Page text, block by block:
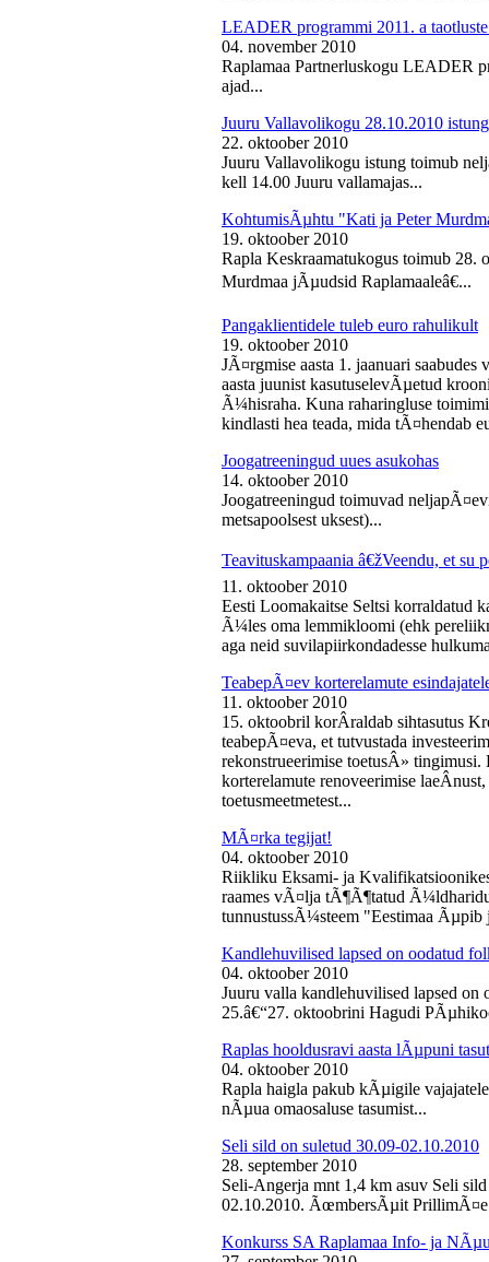
LEADER programmi 2011. a
04. november 2010
Raplamaa Partnerluskogu LEADER
ajad...
Juuru Vallavolikogu 28.10.2010 istung
22. oktoober 2010
Juuru Vallavolikogu istung toimub
kell 14.00 Juuru vallamajas...
KohtumisÃµhtu "Kati ja Peter
19. oktoober 2010
Rapla Keskraamatukogus toimub
Murdmaa jÃµudsid Raplamaaleâ€...
Pangaklientidele tuleb euro rahulikult
19. oktoober 2010
JÃ¤rgmise aasta 1. jaanuari
aasta juunist kasutuselevÃµetud
Ã¼hisraha. Kuna raharingluse
kindlasti hea teada, mida tÃ¤hendab
Joogatreeningud uues asukohas
14. oktoober 2010
Joogatreeningud toimuvad
metsapoolsest uksest)...
Teavituskampaania â€žVeendu, et su
11. oktoober 2010
Eesti Loomakaitse Seltsi korraldatud
Ã¼les oma lemmikloomi (ehk
aga neid suvilapiirkondadesse
TeabepÃ¤ev korterelamute
11. oktoober 2010
15. oktoobril korÂ­raldab sihtasutus
teabepÃ¤eva, et tutvustada
rekonstrueerimise toetusÂ»
korterelamute renoveerimise
toetusmeetmetest...
MÃ¤rka tegijat!
04. oktoober 2010
Riikliku Eksami- ja
raames vÃ¤lja tÃ¶Ã¶tatud
tunnustussÃ¼steem "Eestimaa
Kandlehuvilised lapsed on oodatud
04. oktoober 2010
Juuru valla kandlehuvilised lapsed
25.â€“27. oktoobrini Hagudi
Raplas hooldusravi aasta lÃµpuni
04. oktoober 2010
Rapla haigla pakub kÃµigile
nÃµua omaosaluse tasumist...
Seli sild on suletud 30.09-02.10.2010
28. september 2010
Seli-Angerja mnt 1,4 km asuv Seli
02.10.2010. ÃœmbersÃµit
Konkurss SA Raplamaa Info- ja